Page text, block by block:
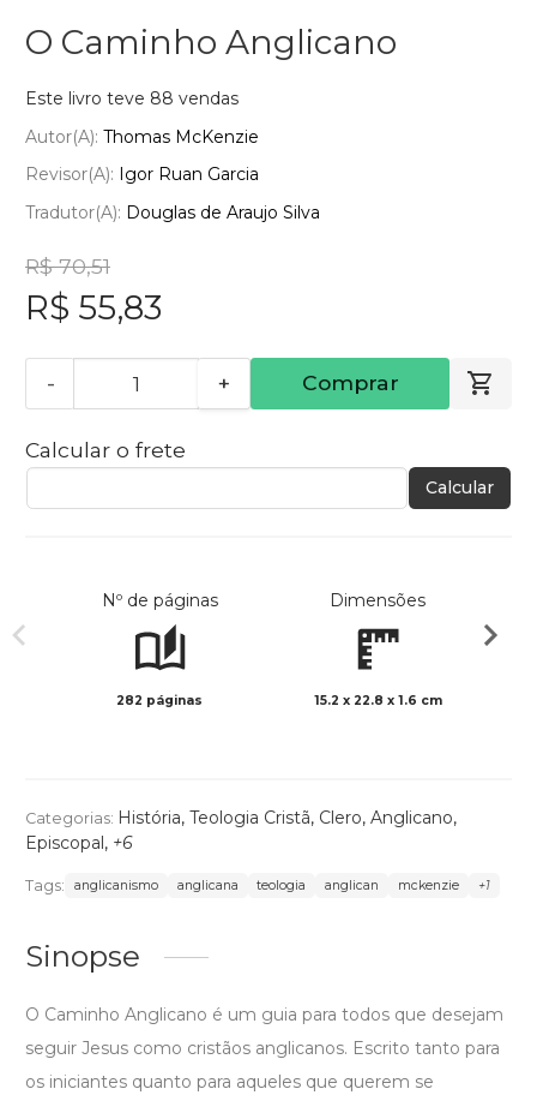
O Caminho Anglicano
Este livro teve 88 vendas
Autor(a): Thomas McKenzie
Revisor(a): Igor Ruan Garcia
Tradutor(a): Douglas de Araujo Silva
R$ 70,51
R$ 55,83
- + Comprar
Calcular o frete
Calcular
Nº de páginas
282 páginas
Dimensões
15.2 x 22.8 x 1.6 cm
Categorias: História, Teologia Cristã, Clero, Anglicano,
Episcopal, +6
Tags: anglicanismo anglicana teologia anglican mckenzie +1
Sinopse
O Caminho Anglicano é um guia para todos que desejam
seguir Jesus como cristãos anglicanos. Escrito tanto para
os iniciantes quanto para aqueles que querem se